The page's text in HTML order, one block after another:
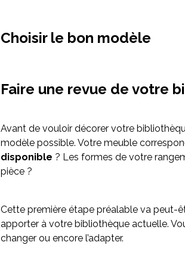
Choisir le bon modèle
Faire une revue de votre
Avant de vouloir décorer votre
modèle possible. Votre meuble
disponible ? Les formes de votre
pièce ?
Cette première étape préalable va peut-
apporter à votre bibliothèque actuelle.
changer ou encore l’adapter.